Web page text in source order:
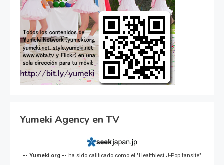
Yumeki Agency en TV
-- Yumeki.org -- ha sido calificado como el "Healthiest J-Pop fansite"